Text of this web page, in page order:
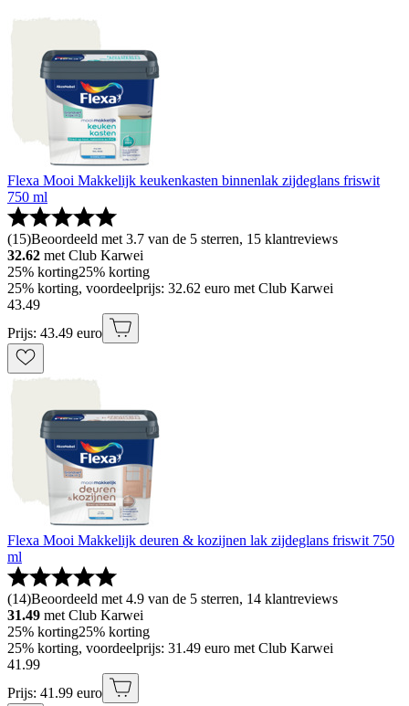
Flexa Mooi Makkelijk keukenkasten binnenlak zijdeglans friswit
750 ml
(15)Beoordeeld met 3.7 van de 5 sterren, 15 klantreviews
32.62 met Club Karwei
25% korting25% korting
25% korting, voordeelprijs: 32.62 euro met Club Karwei
43.49
Prijs: 43.49 euro
Flexa Mooi Makkelijk deuren & kozijnen lak zijdeglans friswit 750
ml
(14)Beoordeeld met 4.9 van de 5 sterren, 14 klantreviews
31.49 met Club Karwei
25% korting25% korting
25% korting, voordeelprijs: 31.49 euro met Club Karwei
41 .99
Prijs: 41.99 euro